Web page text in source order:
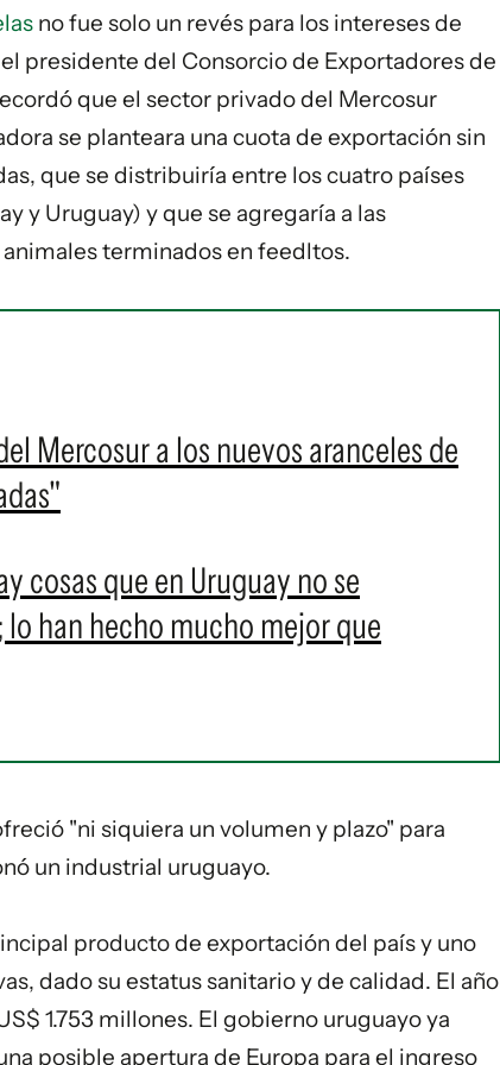
no fue solo un revés para los intereses de
presidente del Consorcio de Exportadores de
que el sector privado del Mercosur
se planteara una cuota de exportación sin
que se distribuiría entre los cuatro países
y Uruguay) y que se agregaría a las
terminados en feedltos.
Mercosur a los nuevos aranceles de
cosas que en Uruguay no se
han hecho mucho mejor que
"ni siquiera un volumen y plazo" para
un industrial uruguayo.
producto de exportación del país y uno
dado su estatus sanitario y de calidad. El año
1.753 millones. El gobierno uruguayo ya
posible apertura de Europa para el ingreso